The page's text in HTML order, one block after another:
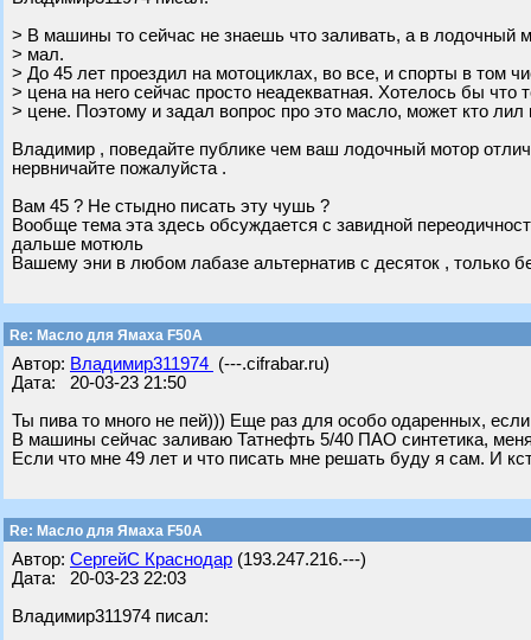
> В машины то сейчас не знаешь что заливать, а в лодочный
> мал.
> До 45 лет проездил на мотоциклах, во все, и спорты в том
> цена на него сейчас просто неадекватная. Хотелось бы что
> цене. Поэтому и задал вопрос про это масло, может кто лил
Владимир , поведайте публике чем ваш лодочный мотор
нервничайте пожалуйста .
Вам 45 ? Не стыдно писать эту чушь ?
Вообще тема эта здесь обсуждается с завидной
дальше мотюль
Вашему эни в любом лабазе альтернатив с десяток , только
Re: Масло для Ямаха F50A
Автор: Владимир311974 (---.cifrabar.ru)
Дата: 20-03-23 21:50
Ты пива то много не пей))) Еще раз для особо одаренных,
В машины сейчас заливаю Татнефть 5/40 ПАО синтетика,
Если что мне 49 лет и что писать мне решать буду я сам. И
Re: Масло для Ямаха F50A
Автор: СергейС Краснодар (193.247.216.---)
Дата: 20-03-23 22:03
Владимир311974 писал: